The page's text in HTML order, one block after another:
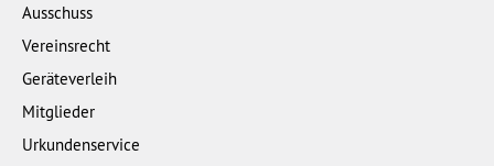
Ausschuss
Vereinsrecht
Geräteverleih
Mitglieder
Urkundenservice